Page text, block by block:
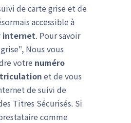
de carte grise et de
accessible à
internet. Pour savoir
Nous vous
votre numéro
et de vous
de suivi de
Titres Sécurisés. Si
comme